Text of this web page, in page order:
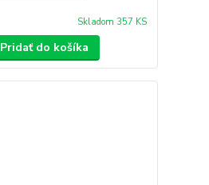
Skladom 357 KS
Pridať do košíka